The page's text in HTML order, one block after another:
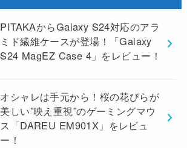
PITAKAからGalaxy S24対応のアラ
ミド繊維ケースが登場！「Galaxy
S24 MagEZ Case 4」をレビュー！
オシャレは手元から！桜の花びらが
美しい”映え重視”のゲーミングマウ
ス「DAREU EM901X」をレビュ
ー！